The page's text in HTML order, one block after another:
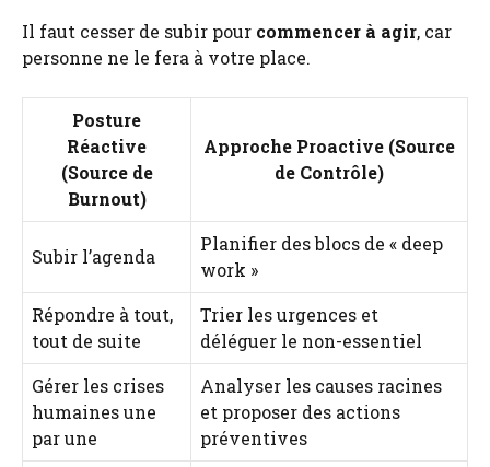
Il faut cesser de subir pour commencer à agir, car
personne ne le fera à votre place.
Posture
Réactive
(Source de
Burnout)
Approche Proactive (Source
de Contrôle)
Subir l’agenda
Planifier des blocs de « deep
work »
Répondre à tout,
tout de suite
Trier les urgences et
déléguer le non-essentiel
Gérer les crises
humaines une
par une
Analyser les causes racines
et proposer des actions
préventives